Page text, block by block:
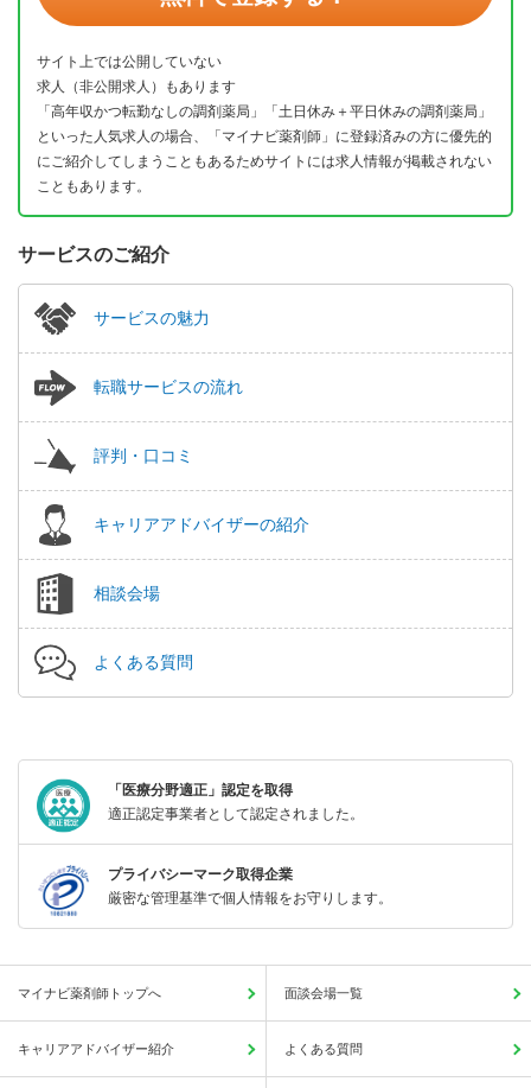
サイト上では公開していない
求人（非公開求人）もあります
「高年収かつ転勤なしの調剤薬局」「土日休み＋平日休みの調剤薬局」
といった人気求人の場合、「マイナビ薬剤師」に登録済みの方に優先的
にご紹介してしまうこともあるためサイトには求人情報が掲載されない
こともあります。
サービスのご紹介
サービスの魅力
転職サービスの流れ
評判・口コミ
キャリアアドバイザーの紹介
相談会場
よくある質問
「医療分野適正」認定を取得
適正認定事業者として認定されました。
プライバシーマーク取得企業
厳密な管理基準で個人情報をお守りします。
マイナビ薬剤師トップへ 面談会場一覧
キャリアアドバイザー紹介 よくある質問